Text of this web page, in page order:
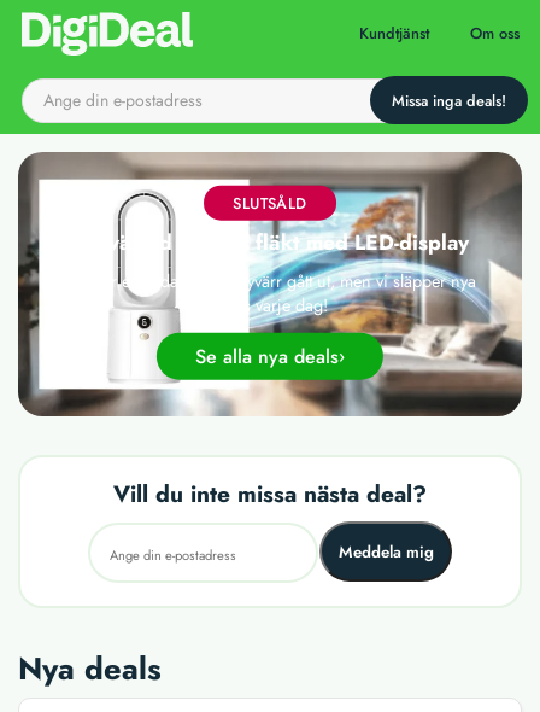
Till startsidan Kundtjänst Om oss
SLUTSÅLD
Sexväxlad bladlös fläkt med LED-display
Det här erbjudandet har tyvärr gått ut, men vi släpper nya
deals varje dag!
Se alla nya deals
Vill du inte missa nästa deal?
Meddela mig
Nya deals